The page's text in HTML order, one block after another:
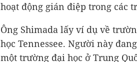
hoạt động gián điệp trong các
Ông Shimada lấy ví dụ về
học Tennessee. Người này
một trường đại học ở Trung